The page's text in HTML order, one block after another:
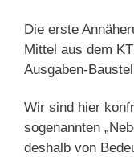
Die erste
Mittel aus dem
Ausgaben-
Wir sind hier
sogenannten
deshalb von